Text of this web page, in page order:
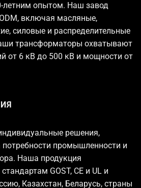
летним опытом. Наш завод
включая масляные,
силовые и распределительные
трансформаторы охватывают
от 6 кВ до 500 кВ и мощности от
решения,
промышленности и
Наша продукция
GOST, CE и UL и
Казахстан, Беларусь, страны